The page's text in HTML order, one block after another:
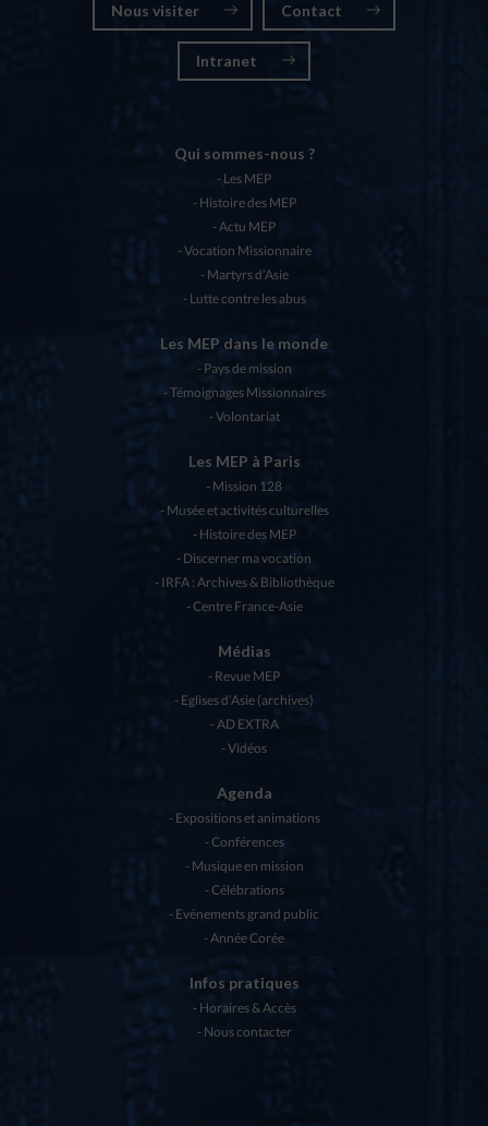
Nous visiter Contact
Intranet
Qui sommes-nous ?
Les MEP
Histoire des MEP
Actu MEP
Vocation Missionnaire
Martyrs d’Asie
Lutte contre les abus
Les MEP dans le monde
Pays de mission
Témoignages Missionnaires
Volontariat
Les MEP à Paris
Mission 128
Musée et activités culturelles
Histoire des MEP
Discerner ma vocation
IRFA : Archives & Bibliothèque
Centre France-Asie
Médias
Revue MEP
Eglises d’Asie (archives)
AD EXTRA
Vidéos
Agenda
Expositions et animations
Conférences
Musique en mission
Célébrations
Evénements grand public
Année Corée
Infos pratiques
Horaires & Accès
Nous contacter